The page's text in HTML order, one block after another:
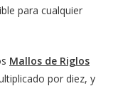
para cualquier
Mallos de Riglos
por diez, y